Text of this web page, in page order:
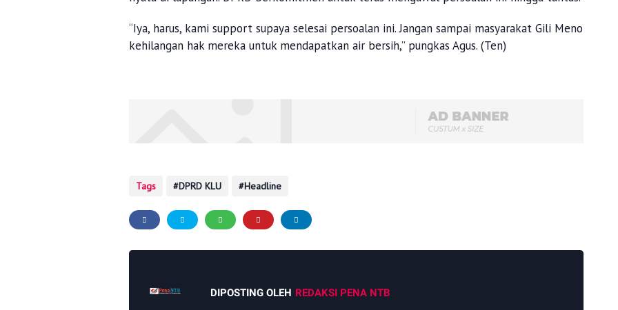
“Iya, harus, kami support supaya selesai persoalan ini. Jangan sampai masyarakat Gili Meno
kehilangan hak mereka untuk mendapatkan air bersih,” pungkas Agus. (Ten)
Tags DPRD KLU Headline
DIPOSTING OLEH REDAKSI PENA NTB